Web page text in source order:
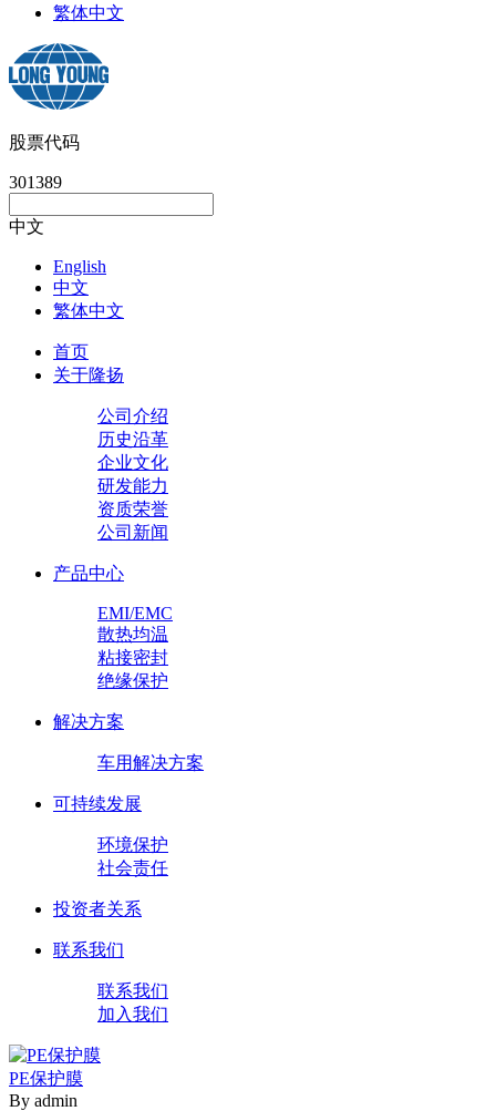
繁体中文
股票代码
301389
中文
English
中文
繁体中文
首页
关于隆扬
公司介绍
历史沿革
企业文化
研发能力
资质荣誉
公司新闻
产品中心
EMI/EMC
散热均温
粘接密封
绝缘保护
解决方案
车用解决方案
可持续发展
环境保护
社会责任
投资者关系
联系我们
联系我们
加入我们
PE保护膜
By admin